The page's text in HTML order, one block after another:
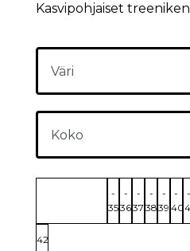
Kasvipohjaiset
-
35
-
36
-
37
-
38
-
39
-
40
-
42